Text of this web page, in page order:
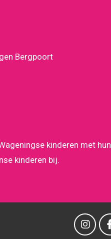
Bergpoort
kinderen met hun
kinderen bij.